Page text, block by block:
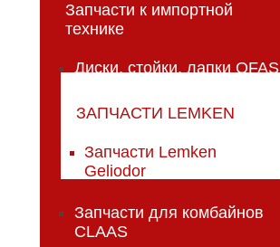
Запчасти к импортной
технике
Диски, стойки, лапки OFAS
ЗАПЧАСТИ LEMKEN
Запчасти Lemken
Geliodor
Запчасти для комбайнов
CLAAS